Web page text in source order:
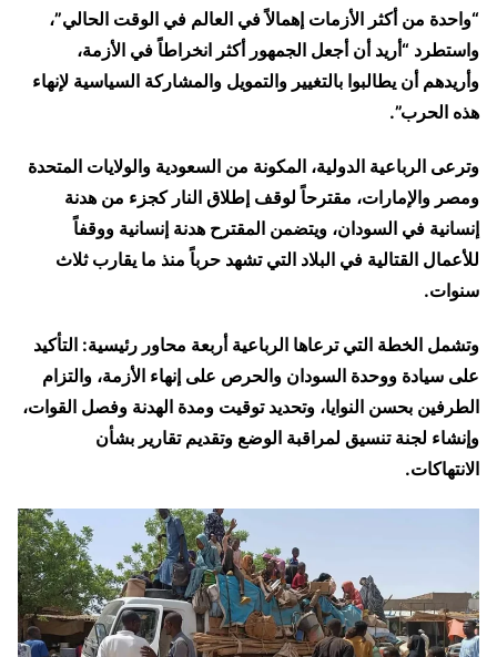
“واحدة من أكثر الأزمات إهمالاً في العالم في الوقت الحالي”،
واستطرد “أريد أن أجعل الجمهور أكثر انخراطاً في الأزمة،
وأريدهم أن يطالبوا بالتغيير والتمويل والمشاركة السياسية لإنهاء
هذه الحرب”.
وترعى الرباعية الدولية، المكونة من السعودية والولايات المتحدة
ومصر والإمارات، مقترحاً لوقف إطلاق النار كجزء من هدنة
إنسانية في السودان، ويتضمن المقترح هدنة إنسانية ووقفاً
للأعمال القتالية في البلاد التي تشهد حرباً منذ ما يقارب ثلاث
سنوات.
وتشمل الخطة التي ترعاها الرباعية أربعة محاور رئيسية: التأكيد
على سيادة ووحدة السودان والحرص على إنهاء الأزمة، والتزام
الطرفين بحسن النوايا، وتحديد توقيت ومدة الهدنة وفصل القوات،
وإنشاء لجنة تنسيق لمراقبة الوضع وتقديم تقارير بشأن
الانتهاكات.